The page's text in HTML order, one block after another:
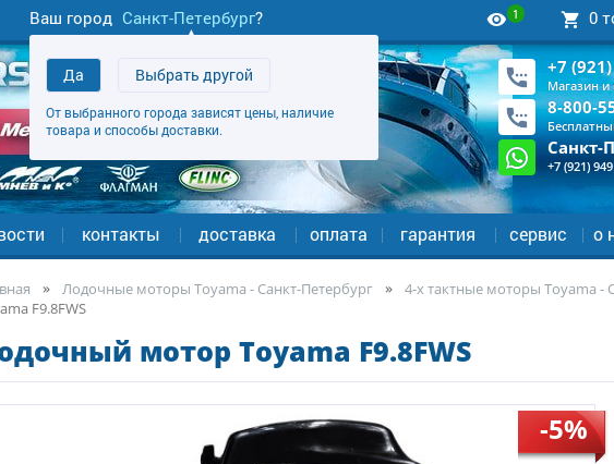
Ваш город Санкт-Петербург?
Да Выбрать другой
От выбранного города зависят цены, наличие
товара и способы доставки.
1 0
+7
Магазин и
8-800-
Санкт-
+7 (921)
контакты доставка оплата гарантия сервис о
Лодочные моторы Toyama - Санкт-Петербург 4-х тактные моторы Toyama -
F9.8FWS
мотор Toyama F9.8FWS
-5%